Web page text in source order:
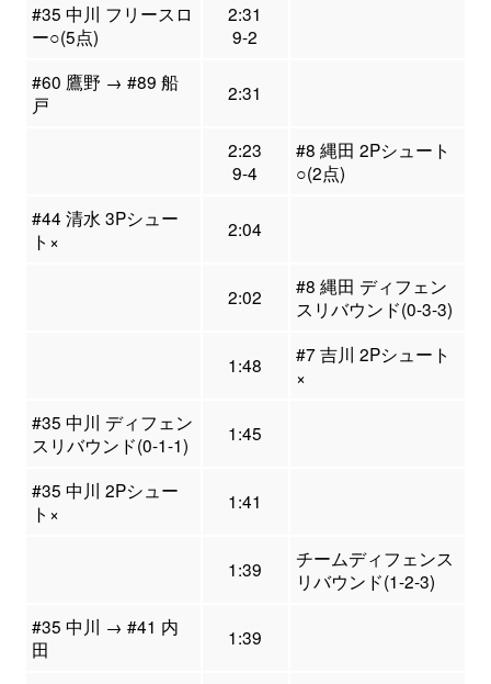
#35 中川 フリースロ
ー○(5点)
2:31
9-2
#60 鷹野 → #89 船
戸
2:31
2:23
9-4
#8 縄田 2Pシュート
○(2点)
#44 清水 3Pシュー
ト×
2:04
2:02
#8 縄田 ディフェン
スリバウンド(0-3-3)
1:48
#7 吉川 2Pシュート
×
#35 中川 ディフェン
スリバウンド(0-1-1)
1:45
#35 中川 2Pシュー
ト×
1:41
1:39
チームディフェンス
リバウンド(1-2-3)
#35 中川 → #41 内
田
1:39